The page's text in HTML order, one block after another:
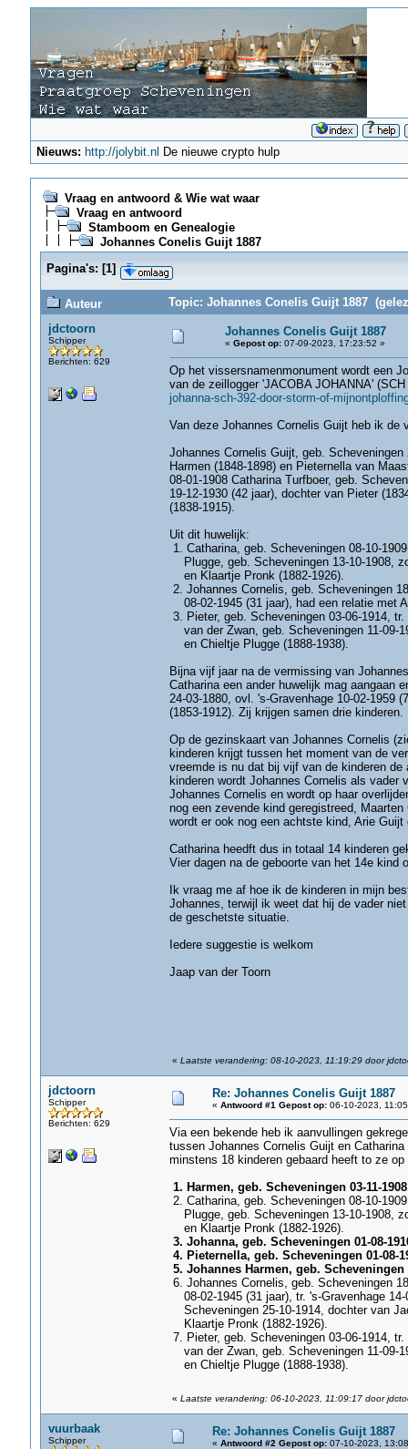
Nieuws: http://jolybit.nl De nieuwe crypto hulp
Vraag en antwoord & Wie wat waar
Vraag en antwoord
Stamboom en Genealogie
Johannes Conelis Guijt 1887
Pagina's: [1]
Auteur
Topic: Johannes Conelis Guijt 1887
jdctoorn
Schipper
Berichten: 629
Johannes Conelis Guijt 1887
« Gepost op:07-09-2023, 17:23:52 »
Op het vissersnamenmonument wordt een
van de zeillogger 'JACOBA JOHANNA'
johanna-sch-392-door-storm-of-
Van deze Johannes Cornelis Guijt heb ik de
Johannes Cornelis Guijt, geb.
Harmen (1848-1898) en Pieternella van
08-01-1908 Catharina Turfboer, geb.
19-12-1930 (42 jaar), dochter van Pieter
(1838-1915).
Uit dit huwelijk:
1. Catharina, geb. Scheveningen 08-10-
Plugge, geb. Scheveningen 13-10-1908,
en Klaartje Pronk (1882-1926).
2. Johannes Cornelis, geb. Scheveningen
08-02-1945 (31 jaar), had een relatie met
3. Pieter, geb. Scheveningen 03-06-1914,
van der Zwan, geb. Scheveningen 11-09-
en Chieltje Plugge (1888-1938).
Bijna vijf jaar na de vermissing van
Catharina een ander huwelijk mag aangaan
24-03-1880, ovl. 's-Gravenhage 10-02-1959
(1853-1912). Zij krijgen samen drie kinderen.
Op de gezinskaart van Johannes Cornelis
kinderen krijgt tussen het moment van de
vreemde is nu dat bij vijf van de kinderen
kinderen wordt Johannes Cornelis als
Johannes Cornelis en wordt op haar
nog een zevende kind geregistreed,
wordt er ook nog een achtste kind, Arie
Catharina heedft dus in totaal 14 kinderen
Vier dagen na de geboorte van het 14e kind
Ik vraag me af hoe ik de kinderen in mijn
Johannes, terwijl ik weet dat hij de vader
de geschetste situatie.
Iedere suggestie is welkom
Jaap van der Toorn
« Laatste verandering: 08-10-2023, 11:19:29 door
jdctoorn
Schipper
Berichten: 629
Re: Johannes Conelis Guijt 1887
« Antwoord #1 Gepost op:06-10-2023,
Via een bekende heb ik aanvullingen
tussen Johannes Cornelis Guijt en
minstens 18 kinderen gebaard heeft to ze
1. Harmen, geb. Scheveningen 03-11-
2. Catharina, geb. Scheveningen 08-10-
Plugge, geb. Scheveningen 13-10-1908,
en Klaartje Pronk (1882-1926).
3. Johanna, geb. Scheveningen 01-08-
4. Pieternella, geb. Scheveningen 01-08-
5. Johannes Harmen, geb. Scheveningen
6. Johannes Cornelis, geb. Scheveningen
08-02-1945 (31 jaar), tr. 's-Gravenhage 14-
Scheveningen 25-10-1914, dochter van
Klaartje Pronk (1882-1926).
7. Pieter, geb. Scheveningen 03-06-1914,
van der Zwan, geb. Scheveningen 11-09-
en Chieltje Plugge (1888-1938).
« Laatste verandering: 06-10-2023, 11:09:17 door
vuurbaak
Schipper
Re: Johannes Conelis Guijt 1887
« Antwoord #2 Gepost op:07-10-2023,